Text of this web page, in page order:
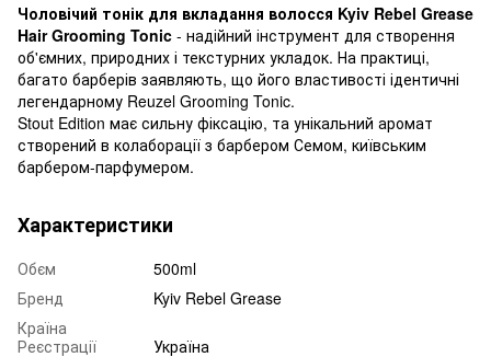
Чоловічий тонік для вкладання волосся Kyiv Rebel Grease
Hair Grooming Tonic - надійний інструмент для створення
об'ємних, природних і текстурних укладок. На практиці,
багато барберів заявляють, що його властивості ідентичні
легендарному Reuzel Grooming Tonic.
Stout Edition має сильну фіксацію, та унікальний аромат
створений в колаборації з барбером Семом, київським
барбером-парфумером.
Характеристики
Обєм
500ml
Бренд
Kyiv Rebel Grease
Країна
Реєстрації
Україна